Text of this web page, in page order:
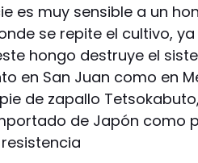
es muy sensible a un
se repite el cultivo,
hongo destruye el
en San Juan como en
de zapallo
de Japón como